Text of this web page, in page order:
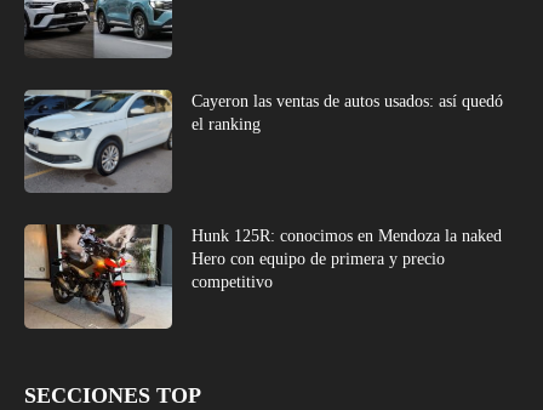
Cayeron las ventas de autos usados: así quedó
el ranking
Hunk 125R: conocimos en Mendoza la naked
Hero con equipo de primera y precio
competitivo
SECCIONES TOP